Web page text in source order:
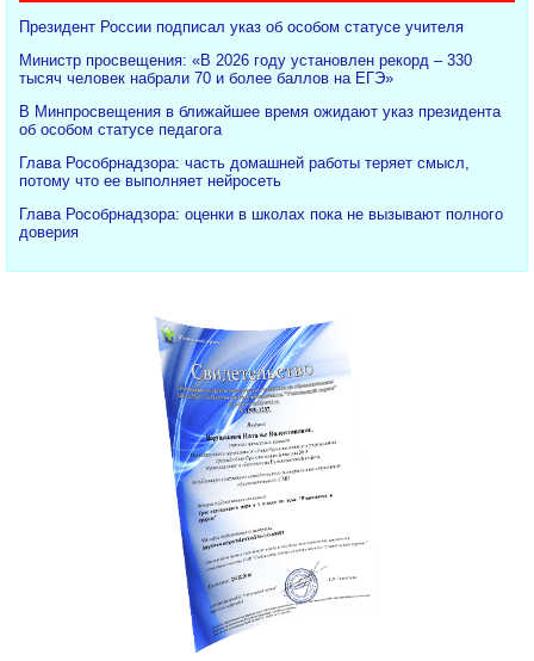
Президент России подписал указ об особом статусе учителя
Министр просвещения: «В 2026 году установлен рекорд – 330
тысяч человек набрали 70 и более баллов на ЕГЭ»
В Минпросвещения в ближайшее время ожидают указ президента
об особом статусе педагога
Глава Рособрнадзора: часть домашней работы теряет смысл,
потому что ее выполняет нейросеть
Глава Рособрнадзора: оценки в школах пока не вызывают полного
доверия